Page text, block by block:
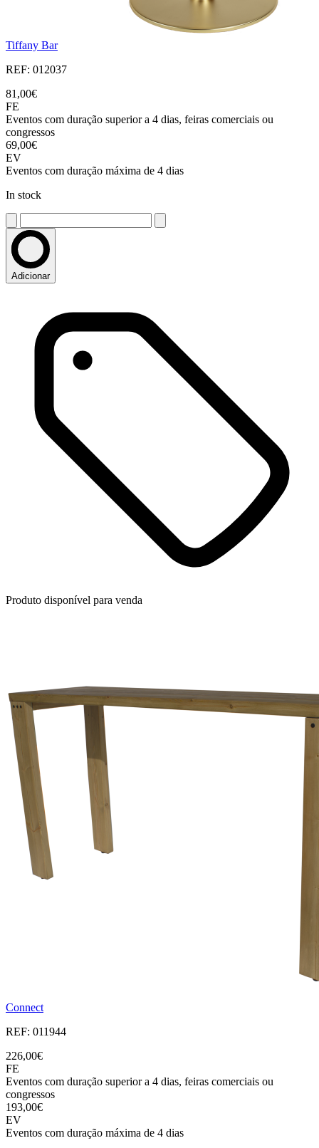
Tiffany Bar
REF: 012037
81,00€
FE
Eventos com duração superior a 4 dias, feiras comerciais ou
congressos
69,00€
EV
Eventos com duração máxima de 4 dias
In stock
Adicionar
Produto disponível para venda
Connect
REF: 011944
226,00€
FE
Eventos com duração superior a 4 dias, feiras comerciais ou
congressos
193,00€
EV
Eventos com duração máxima de 4 dias